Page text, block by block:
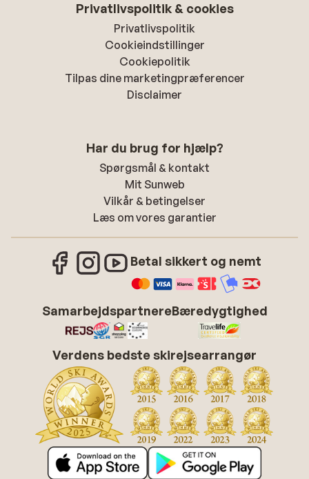
Privatlivspolitik & cookies
Privatlivspolitik
Cookieindstillinger
Cookiepolitik
Tilpas dine marketingpræferencer
Disclaimer
Har du brug for hjælp?
Spørgsmål & kontakt
Mit Sunweb
Vilkår & betingelser
Læs om vores garantier
Betal sikkert og nemt
SamarbejdspartnereBæredygtighed
Verdens bedste skirejsearrangør